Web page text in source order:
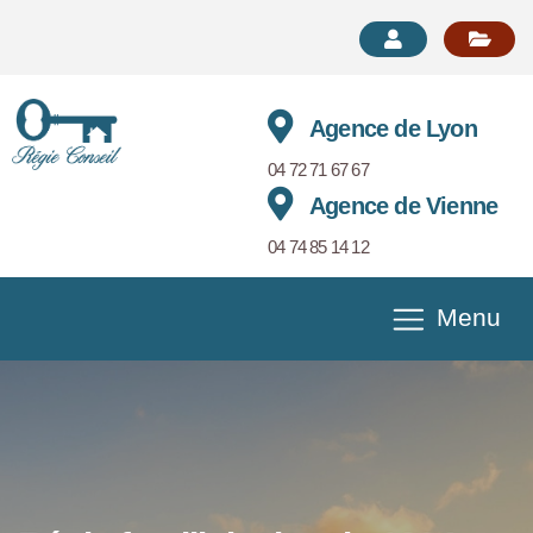
Agence de Lyon
04 72 71 67 67
Agence de Vienne
04 74 85 14 12
Menu